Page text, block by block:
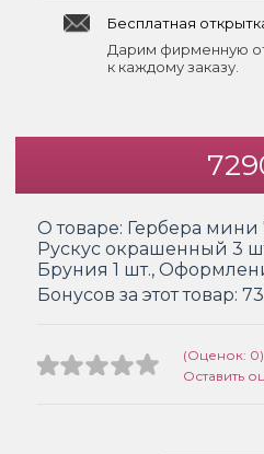
Бесплатная
Дарим фирменную
к каждому заказу.
О товаре: Гербера мини
Рускус окрашенный 3
Бруния 1 шт.,
Бонусов за этот товар:
(Оценок: 0)
Оставить